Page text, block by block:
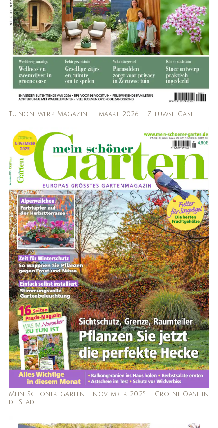
Tuinontwerp Magazine – maart 2026 – Zeeuwse Oase
Mein Schoner garten – november 2025 – Groene Oase in
de Stad